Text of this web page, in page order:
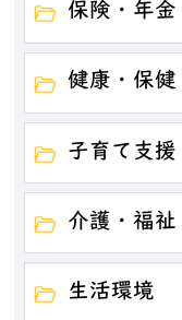
保険・年金
健康・保健
子育て支援
介護・福祉
生活環境